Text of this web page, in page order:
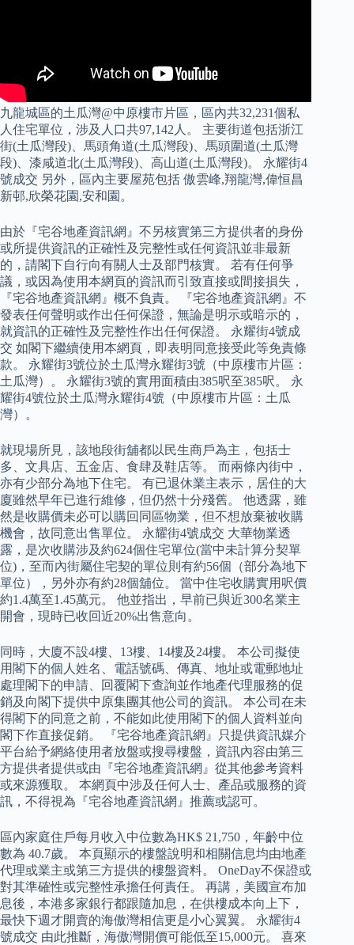
九龍城區的土瓜灣@中原樓市片區，區內共32,231個私
人住宅單位，涉及人口共97,142人。 主要街道包括浙江
街(土瓜灣段)、馬頭角道(土瓜灣段)、馬頭圍道(土瓜灣
段)、漆咸道北(土瓜灣段)、高山道(土瓜灣段)。 永耀街4
號成交 另外，區內主要屋苑包括 傲雲峰,翔龍灣,偉恒昌
新邨,欣榮花園,安和園。
由於『宅谷地產資訊網』不另核實第三方提供者的身份
或所提供資訊的正確性及完整性或任何資訊並非最新
的，請閣下自行向有關人士及部門核實。 若有任何爭
議，或因為使用本網頁的資訊而引致直接或間接損失，
『宅谷地產資訊網』概不負責。 『宅谷地產資訊網』不
發表任何聲明或作出任何保證，無論是明示或暗示的，
就資訊的正確性及完整性作出任何保證。 永耀街4號成
交 如閣下繼續使用本網頁，即表明同意接受此等免責條
款。 永耀街3號位於土瓜灣永耀街3號（中原樓市片區：
土瓜灣）。 永耀街3號的實用面積由385呎至385呎。 永
耀街4號位於土瓜灣永耀街4號（中原樓市片區：土瓜
灣）。
就現場所見，該地段街舖都以民生商戶為主，包括士
多、文具店、五金店、食肆及鞋店等。 而兩條內街中，
亦有少部分為地下住宅。 有已退休業主表示，居住的大
廈雖然早年已進行維修，但仍然十分殘舊。 他透露，雖
然是收購價未必可以購回同區物業，但不想放棄被收購
機會，故同意出售單位。 永耀街4號成交 大華物業透
露，是次收購涉及約624個住宅單位(當中未計算分契單
位)，至而內街屬住宅契的單位則有約56個（部分為地下
單位），另外亦有約28個舖位。 當中住宅收購實用呎價
約1.4萬至1.45萬元。 他並指出，早前已與近300名業主
開會，現時已收回近20%出售意向。
同時，大廈不設4樓、13樓、14樓及24樓。 本公司擬使
用閣下的個人姓名、電話號碼、傳真、地址或電郵地址
處理閣下的申請、回覆閣下查詢並作地產代理服務的促
銷及向閣下提供中原集團其他公司的資訊。 本公司在未
得閣下的同意之前，不能如此使用閣下的個人資料並向
閣下作直接促銷。 『宅谷地產資訊網』只提供資訊媒介
平台給予網絡使用者放盤或搜尋樓盤，資訊內容由第三
方提供者提供或由『宅谷地產資訊網』從其他參考資料
或來源獲取。 本網頁中涉及任何人士、產品或服務的資
訊，不得視為『宅谷地產資訊網』推薦或認可。
區內家庭住戶每月收入中位數為HK$ 21,750，年齡中位
數為 40.7歲。 本頁顯示的樓盤說明和相關信息均由地產
代理或業主或第三方提供的樓盤資料。 OneDay不保證或
對其準確性或完整性承擔任何責任。 再講，美國宣布加
息後，本港多家銀行都跟隨加息，在供樓成本向上下，
最快下週才開賣的海傲灣相信更是小心翼翼。 永耀街4
號成交 由此推斷，海傲灣開價可能低至15,000元。 喜來